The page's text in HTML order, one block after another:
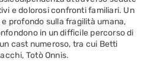
e dolorosi confronti familiari. Un
profondo sulla fragilità umana,
in un difficile percorso di
cast numeroso, tra cui Betti
Totò Onnis.